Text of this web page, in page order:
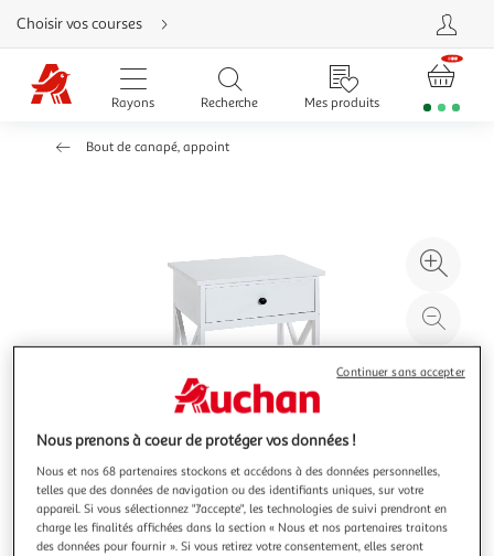
Aller
directement
au
contenu
Aller
directement
Aller
Choisir vos courses
Rayons Recherche Mes produits
Bout de canapé, appoint
à
Illustration
précédente
Illustration
suivante
Nous prenons à coeur de protéger vos données !
Nous et nos 68 partenaires stockons et accédons à des données personnelles,
telles que des données de navigation ou des identifiants uniques, sur votre
appareil. Si vous sélectionnez "J'accepte", les technologies de suivi prendront en
charge les finalités affichées dans la section « Nous et nos partenaires traitons
des données pour fournir ». Si vous retirez votre consentement, elles seront
Continuer sans accepter